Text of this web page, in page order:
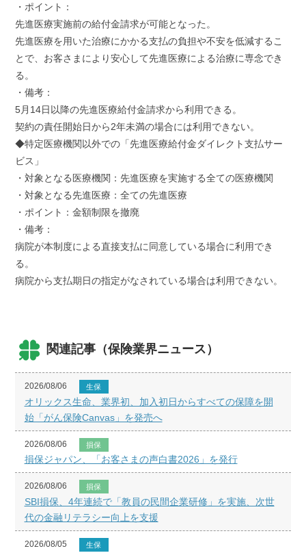
・ポイント：
先進医療実施前の給付金請求が可能となった。
先進医療を用いた治療にかかる支払の負担や不安を低減するこ
とで、お客さまにより安心して先進医療による治療に専念でき
る。
・備考：
5月14日以降の先進医療給付金請求から利用できる。
契約の責任開始日から2年未満の場合には利用できない。
◆特定医療機関以外での「先進医療給付金ダイレクト支払サー
ビス」
・対象となる医療機関：先進医療を実施する全ての医療機関
・対象となる先進医療：全ての先進医療
・ポイント：金額制限を撤廃
・備考：
病院が本制度による直接支払に同意している場合に利用でき
る。
病院から支払期日の指定がなされている場合は利用できない。
関連記事（保険業界ニュース）
2026/08/06 生保
オリックス生命、業界初、加入初日からすべての保障を開
始「がん保険Canvas」を発売へ
2026/08/06 損保
損保ジャパン、「お客さまの声白書2026」を発行
2026/08/06 損保
SBI損保、4年連続で「教員の民間企業研修」を実施、次世
代の金融リテラシー向上を支援
2026/08/05 生保